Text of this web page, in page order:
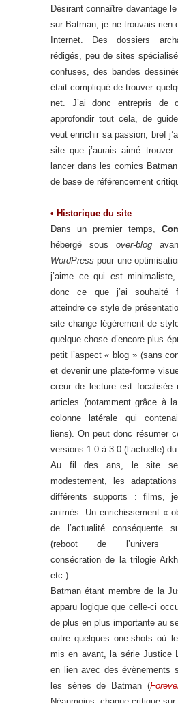
Désirant connaître davantage
sur Batman, je ne trouvais rien
Internet. Des dossiers
rédigés, peu de sites
confuses, des bandes
était compliqué de trouver
net. J’ai donc entrepris de
approfondir tout cela, de
veut enrichir sa passion, bref
site que j’aurais aimé trouver
lancer dans les comics
de base de référencement
• Historique du site
Dans un premier temps,
hébergé sous over-blog
WordPress pour une
j’aime ce qui est
donc ce que j’ai souhaité
atteindre ce style de
site change légèrement de
quelque-chose d’encore plus
petit l’aspect « blog » (sans
et devenir une plate-forme
cœur de lecture est focalisée
articles (notamment grâce à
colonne latérale qui
liens). On peut donc résumer
versions 1.0 à 3.0 (l’actuelle)
Au fil des ans, le site se
modestement, les
différents supports : films,
animés. Un enrichissement «
de l’actualité conséquente
(reboot de l’univers
consécration de la trilogie
etc.).
Batman étant membre de la
apparu logique que celle-ci
de plus en plus importante au
outre quelques one-shots où
mis en avant, la série Justice
en lien avec des évènements
les séries de Batman (